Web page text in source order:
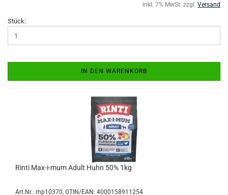
inkl. 7% MwSt. zzgl. Versand
Stück:
IN DEN WARENKORB
Rinti Max-i-mum Adult Huhn 50% 1kg
Art.Nr.: mp10370 GTIN/EAN: 4000158911254